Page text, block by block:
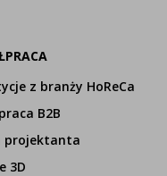
z branży HoReCa
B2B
projektanta
3D